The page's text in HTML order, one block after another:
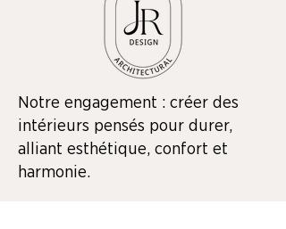
Notre engagement : créer des
intérieurs pensés pour durer,
alliant esthétique, confort et
harmonie.